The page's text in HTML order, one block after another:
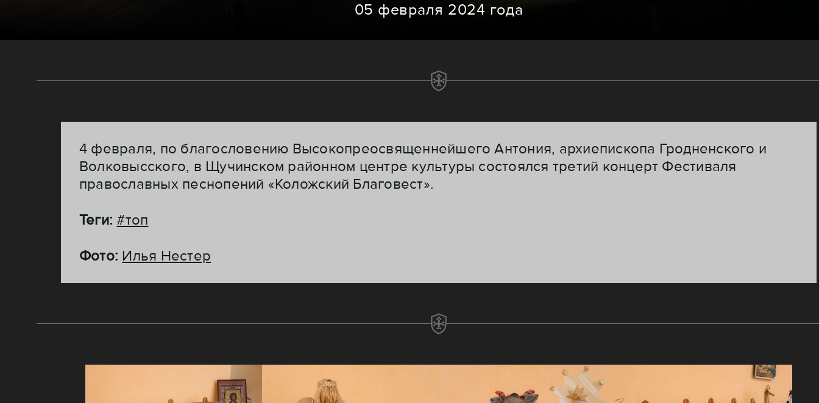
05 февраля 2024 года
4 февраля, по благословению Высокопреосвященнейшего Антония, архиепископа Гродненского и
Волковысского, в Щучинском районном центре культуры состоялся третий концерт Фестиваля
православных песнопений «Коложский Благовест».
Теги:#топ
Фото: Илья Нестер